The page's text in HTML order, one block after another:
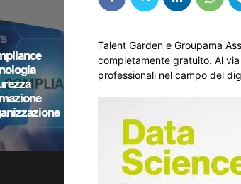
Talent Garden e Groupama
completamente gratuito. Al
professionali nel campo del